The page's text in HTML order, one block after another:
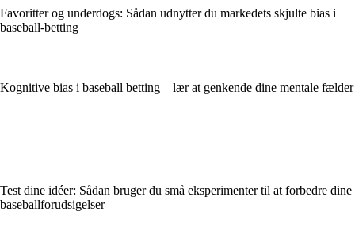
Favoritter og underdogs: Sådan udnytter du markedets skjulte bias i
baseball-betting
Kognitive bias i baseball betting – lær at genkende dine mentale fælder
Test dine idéer: Sådan bruger du små eksperimenter til at forbedre dine
baseballforudsigelser